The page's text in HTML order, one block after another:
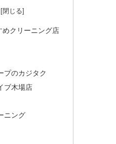
めクリーニング店
プのカジタク
ブ木場店
ニング